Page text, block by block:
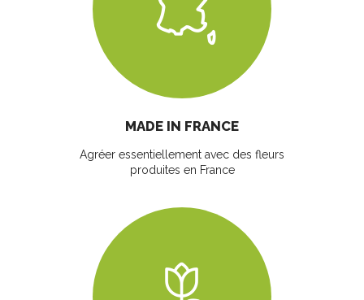
MADE IN FRANCE
Agréer essentiellement avec des fleurs
produites en France